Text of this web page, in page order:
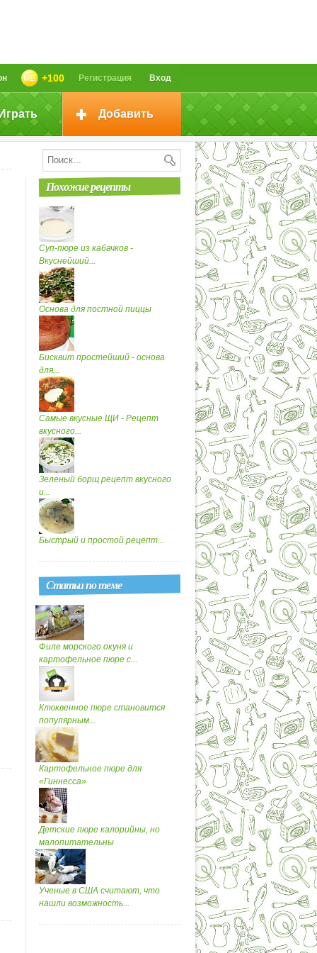
Вход
Регистрация
+100
Добавить
Похожие рецепты
Суп-пюре из кабачков -
Вкуснейший...
Основа для постной пиццы
Бисквит простейший - основа
для...
Самые вкусные ЩИ - Рецепт
вкусного...
Зеленый борщ рецепт вкусного
и...
Быстрый и простой рецепт...
Статьи по теме
Филе морского окуня и
картофельное пюре с...
Клюквенное пюре становится
популярным...
Картофельное пюре для
«Гиннесса»
Детские пюре калорийны, но
малопитательны
Ученые в США считают, что
нашли возможность...